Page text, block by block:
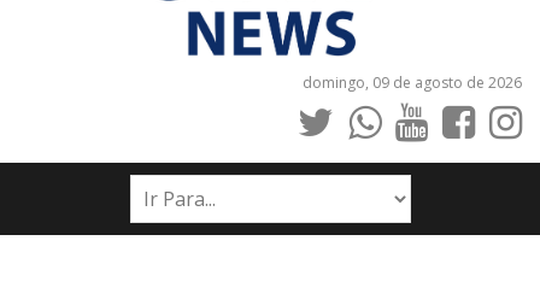
domingo, 09 de agosto de 2026
INÍCIO
NOTÍCIAS